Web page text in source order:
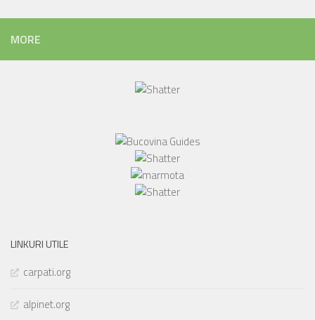
MORE
LINKURI UTILE
carpati.org
alpinet.org